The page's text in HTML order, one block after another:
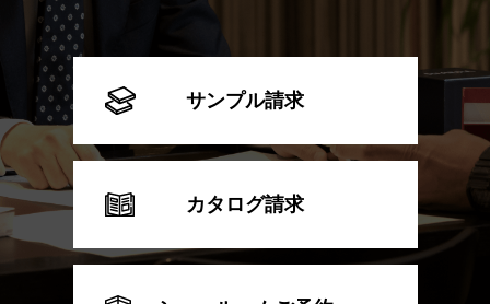
サンプル請求
カタログ請求